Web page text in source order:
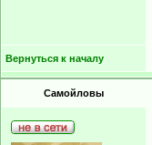
Вернуться к началу
Самойловы